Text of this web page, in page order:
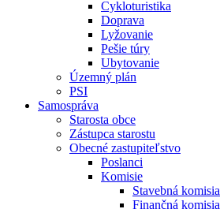
Cykloturistika
Doprava
Lyžovanie
Pešie túry
Ubytovanie
Územný plán
PSI
Samospráva
Starosta obce
Zástupca starostu
Obecné zastupiteľstvo
Poslanci
Komisie
Stavebná komisia
Finančná komisia